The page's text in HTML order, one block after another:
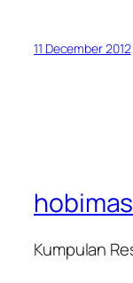
11 December 2012
Kumpulan